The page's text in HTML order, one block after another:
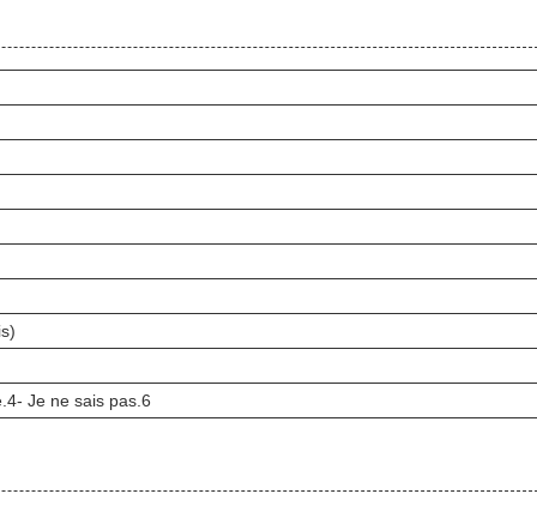
Je ne sais pas.6